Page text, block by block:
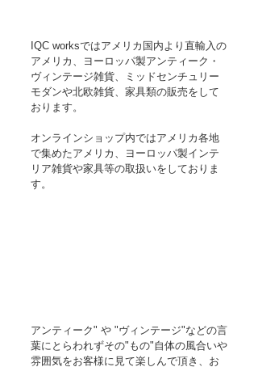
IQC worksではアメリカ国内より直輸入の
アメリカ、ヨーロッパ製アンティーク・
ヴィンテージ雑貨、ミッドセンチュリー
モダンや北欧雑貨、家具類の販売をして
おります。
オンラインショップ内ではアメリカ各地
で集めたアメリカ、ヨーロッパ製インテ
リア雑貨や家具等の取扱いをしておりま
す。
アンティーク" や "ヴィンテージ"などの言
葉にとらわれずその"もの"自体の風合いや
雰囲気をお客様に見て楽しんで頂き、お